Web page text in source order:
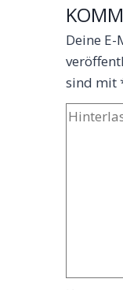
Deine
sind mit